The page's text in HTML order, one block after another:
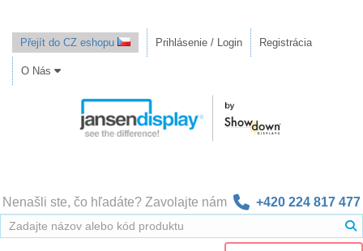
Přejít do CZ eshopu Prihlásenie / Login Registrácia
O Nás
Nenašli ste, čo hľadáte? Zavolajte nám +420 224 817 477